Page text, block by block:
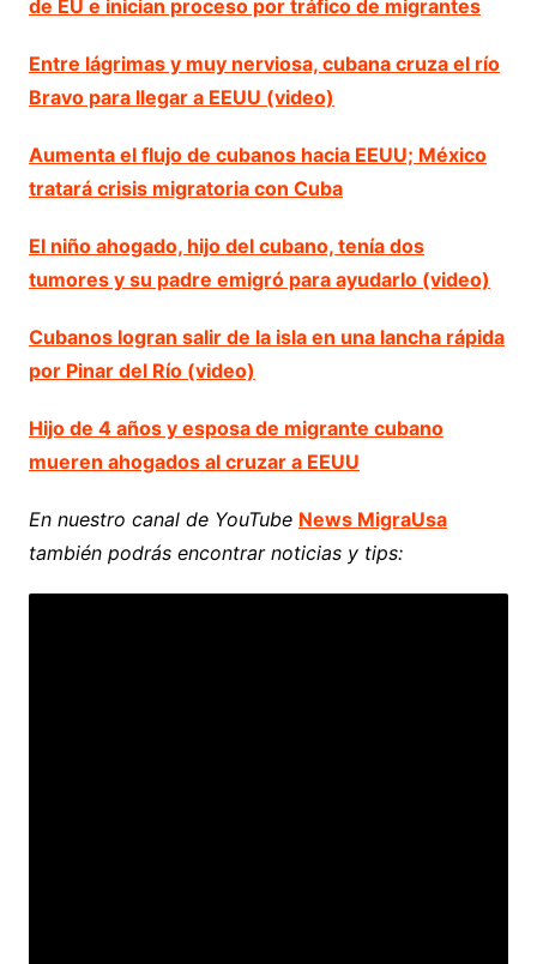
de EU e inician proceso por tráfico de migrantes
Entre lágrimas y muy nerviosa, cubana cruza el río
Bravo para llegar a EEUU (video)
Aumenta el flujo de cubanos hacia EEUU; México
tratará crisis migratoria con Cuba
El niño ahogado, hijo del cubano, tenía dos
tumores y su padre emigró para ayudarlo (video)
Cubanos logran salir de la isla en una lancha rápida
por Pinar del Río (video)
Hijo de 4 años y esposa de migrante cubano
mueren ahogados al cruzar a EEUU
En nuestro canal de YouTube News MigraUsa
también podrás encontrar noticias y tips: